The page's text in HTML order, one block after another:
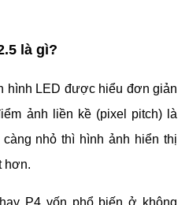
là gì?
hình LED được hiểu đơn giản
ảnh liền kề (pixel pitch) là
nhỏ thì hình ảnh hiển thị
hơn.